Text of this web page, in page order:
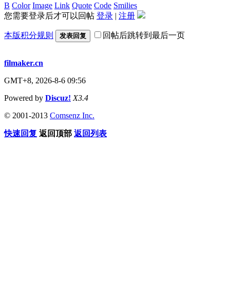
B Color Image Link Quote Code Smilies
您需要登录后才可以回帖 登录 | 注册
本版积分规则 发表回复 回帖后跳转到最后一页
filmaker.cn
GMT+8, 2026-8-6 09:56
Powered by Discuz! X3.4
© 2001-2013 Comsenz Inc.
快速回复 返回顶部 返回列表